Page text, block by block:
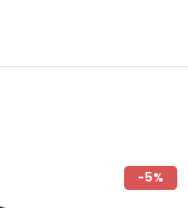
-5%